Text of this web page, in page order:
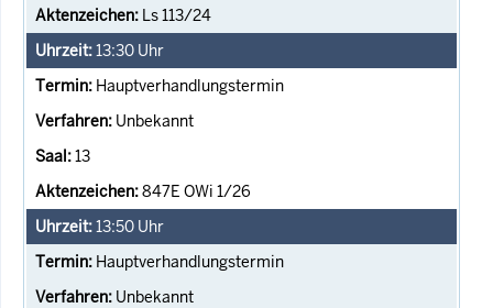
Ls 113/24
13:30 Uhr
Hauptverhandlungstermin
Unbekannt
13
847E OWi 1/26
13:50 Uhr
Hauptverhandlungstermin
Unbekannt